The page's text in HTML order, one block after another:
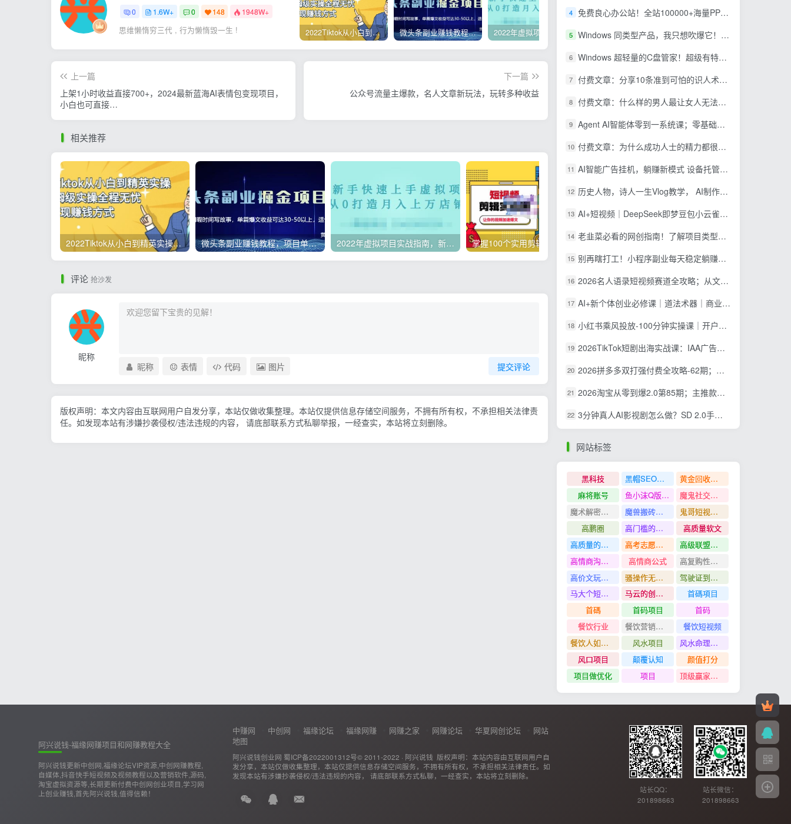
0 1.6W+ 0 148 1948W+
思维懒惰穷三代 , 行为懒惰毁一生 ! 2022Tiktok从小白到精英实操，0-1保姆级实操全程无忧，多种变现赚钱方式 微头条副业赚钱教程，项目单号单天做到50-100+收益
上一篇
上架1小时收益直接700+，2024最新蓝海AI表情包变现项目，
小白也可直接…
下一篇
公众号流量主爆款，名人文章新玩法，玩转多种收益
相关推荐
2022Tiktok从小白到精英实操，0-1保姆级实操全程无忧，多种变现赚钱方式 微头条副业赚钱教程，项目单号单天做到50-100+收益 2022年虚拟项目实战指南，新手从0打造月入上万店铺【视频课程】 掌握100个实用剪辑方法，让你的视频加速上热门 忠余网创《百战奇略》第二法：零基础带你识破赚钱项目共生
评论 抢沙发
昵称
提交评论
昵称 表情 代码 图片
版权声明：本文内容由互联网用户自发分享，本站仅做收集整理。本站仅提供信息存储空间服务，不拥有所有权，不承担相关法律责
任。如发现本站有涉嫌抄袭侵权/违法违规的内容， 请底部联系方式私聊举报，一经查实，本站将立刻删除。
4 免费良心办公站！全站100000+海量PPT素材免费下载，每日更新，分类清晰，免注册登录下载 爱PPT网
5 Windows 同类型产品，我只想吹爆它！把听歌变成了一场沉浸式视听现场，支持多平台歌单播放 Mineradio
6 Windows 超轻量的C盘管家！超级有特点，支持磁盘分析及清理提醒，2M大小体积，完全免费 C盘管家
7 付费文章：分享10条准到可怕的识人术术，希望能帮到大家。
8 付费文章：什么样的男人最让女人无法抵抗？
9 Agent AI智能体零到一系统课；零基础也能学会自动化实战，从核心概念到Coze工作流搭建完整覆盖
10 付费文章：为什么成功人士的精力都很旺盛？
11 AI智能广告挂机，躺赚新模式 设备托管运行，解放双手持续变现
12 历史人物，诗人一生Vlog教学， AI制作丨伙伴计划丨精选收益丨商单收徒 ，新领域红利期，抓紧做
13 AI+短视频｜DeepSeek即梦豆包小云雀全工具教学，从账号定位到剪映剪辑，零基础也能快速上手做爆款
14 老韭菜必看的网创指南！了解项目类型，才能找到好的项目，才能拿到想要的结果
15 别再瞎打工！小程序副业每天稳定躺赚200+
16 2026名人语录短视频赛道全攻略；从文案撰写到声音克隆部署，系统掌握涨粉变现双赢制作技术
17 AI+新个体创业必修课｜道法术器｜商业逻辑·小红书流量·AI智能体｜低成本打造个人变现小生意全套教学
18 小红书乘风投放-100分钟实操课｜开户返点·标准投搭建·莱卡定向，新店建模撬动笔记自然流量全套教学
19 2026TikTok短剧出海实战课：IAA广告分账×IAP付费变现×账号搭建×平台规则×双轨爆发×回款全流程
20 2026拼多多双打强付费全攻略-62期；成本推广加托管双剑合璧，系统讲解7种付费玩法优劣势与选择策略
21 2026淘宝从零到爆2.0第85期；主推款五项高权重初始设置，改销量评晒秒单快速破零积累基础权重
22 3分钟真人AI影视剧怎么做？SD 2.0手把手完整制作流程｜Higgsfield 14天SD 2.0/2.5无限生成
网站标签
黑科技 黑帽SEO案例分析
黄金回收奢侈品
麻将账号
鱼小沫Q版人物团练课
魔鬼社交实战课全套课程
魔术解密教程
魔兽搬砖搞钱
鬼哥短视频底层逻辑
高鹏圈
高门槛的生意
高质量软文
高质量的问答和知识分享
高考志愿填报
高级联盟营销教程
高情商沟通管理课
高情商公式
高复购性行业
高价文玩众筹分红项目
骚操作无脑裂变
驾驶证到期换证
马大个短视频投放课
马云的创业故事
首碼項目
首碼
首码项目
首码
餐饮行业
餐饮营销管理特训班
餐饮短视频
餐饮人如何用团购给门店拓客
风水项目
风水命理项目
风口项目
颠覆认知
颜值打分
项目做优化
项目 顶级赢家思维
阿兴说钱-福缘网赚项目和网赚教程大全
阿兴说钱更新中创网,福缘论坛VIP资源,中创网赚教程,
自媒体,抖音快手短视频及视频教程以及营销软件,源码,
淘宝虚拟资源等,长期更新付费中创网创业项目,学习网
上创业赚钱,首先阿兴说钱,值得信赖！
中赚网 中创网 福缘论坛 福缘网赚 网赚之家 网赚论坛 华夏网创论坛
网站
地图
阿兴说钱创业网 蜀ICP备2022001312号© 2011-2022 · 阿兴说钱 版权声明：本站内容由互联网用户自
发分享，本站仅做收集整理，本站仅提供信息存储空间服务，不拥有所有权，不承担相关法律责任。如
发现本站有涉嫌抄袭侵权/违法违规的内容， 请底部联系方式私聊，一经查实，本站将立刻删除。
站长QQ：
201898663
站长微信：
201898663